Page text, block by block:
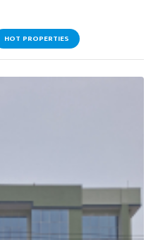
HOT PROPERTIES